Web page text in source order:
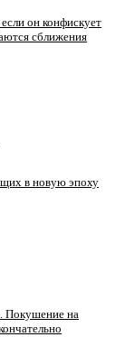
он конфискует
сближения
в новую эпоху
Покушение на